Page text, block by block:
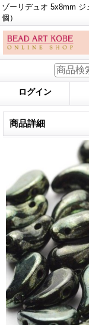
ゾーリデュオ 5x8mm
個）
ログイン
商品詳細